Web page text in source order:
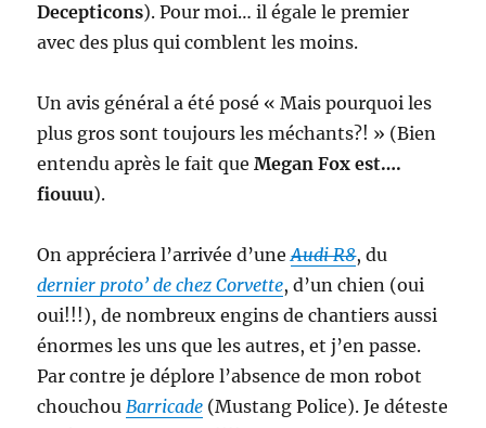
Decepticons). Pour moi… il égale le premier
avec des plus qui comblent les moins.
Un avis général a été posé « Mais pourquoi les
plus gros sont toujours les méchants?! » (Bien
entendu après le fait queMegan Fox est….
fiouuu).
On appréciera l’arrivée d’uneAudi R8, du
dernier proto’ de chez Corvette, d’un chien (oui
oui!!!), de nombreux engins de chantiers aussi
énormes les uns que les autres, et j’en passe.
Par contre je déplore l’absence de mon robot
chouchou Barricade (Mustang Police). Je déteste